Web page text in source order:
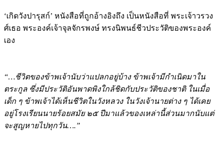
ศ์เธอ พระองค์เจ้าจุลจักรพงษ์ ทรงนิพนธ์ชีวประวัติของพระองค์
เอง
ตระกูล ซึ่งมีประวัติอันพาดพิงใกล้ชิดกับประวัติของชาติ ในเมื่อ
เด็ก ๆ ข้าพเจ้าได้เห็นชีวิตในวังหลวง ในวังเจ้านายต่าง ๆ ได้เคย
อยู่โรงเรียนนายร้อยสมัย ๒๕ ปีมาแล้วของเหล่านี้ส่วนมากนับแต่
จะสูญหายไปทุกวัน….”